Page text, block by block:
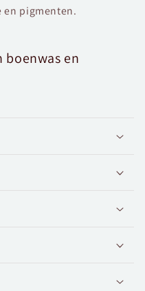
pigmenten.
boenwas en